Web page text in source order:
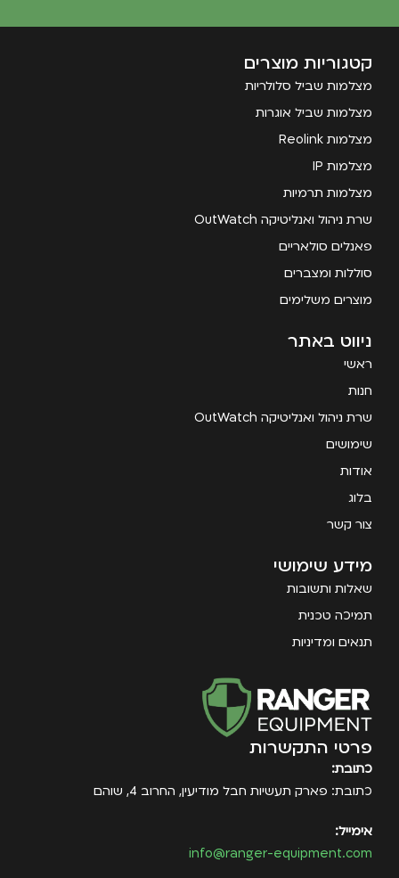
קטגוריות מוצרים
מצלמות שביל סלולריות
מצלמות שביל אוגרות
מצלמות Reolink
מצלמות IP
מצלמות תרמיות
שרת ניהול ואנליטיקה OutWatch
פאנלים סולאריים
סוללות ומצברים
מוצרים משלימים
ניווט באתר
ראשי
חנות
שרת ניהול ואנליטיקה OutWatch
שימושים
אודות
בלוג
צור קשר
מידע שימושי
שאלות ותשובות
תמיכה טכנית
תנאים ומדיניות
פרטי התקשרות
כתובת:
כתובת: פארק תעשיות חבל מודיעין, החרוב 4, שוהם
אימייל:
info@ranger-equipment.com